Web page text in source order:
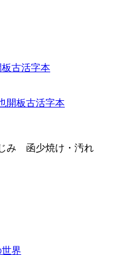
開板古活字本
み 函少焼け・汚れ